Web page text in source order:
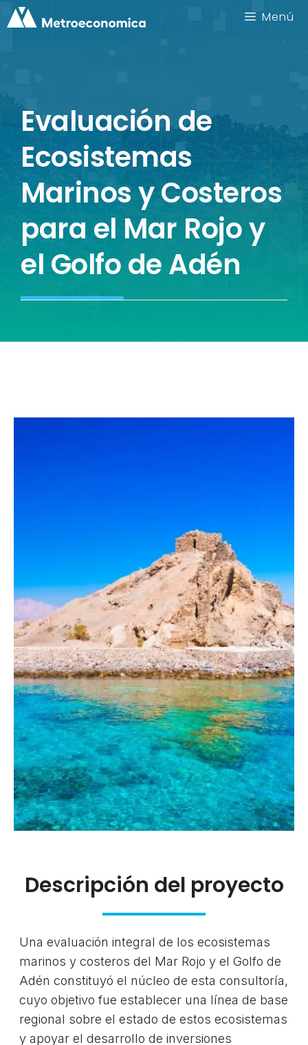
Saltar
al
Menú
Evaluación de
Ecosistemas
Marinos y Costeros
para el Mar Rojo y
el Golfo de Adén
Descripción del proyecto
Una evaluación integral de los ecosistemas
marinos y costeros del Mar Rojo y el Golfo de
Adén constituyó el núcleo de esta consultoría,
cuyo objetivo fue establecer una línea de base
regional sobre el estado de estos ecosistemas
y apoyar el desarrollo de inversiones